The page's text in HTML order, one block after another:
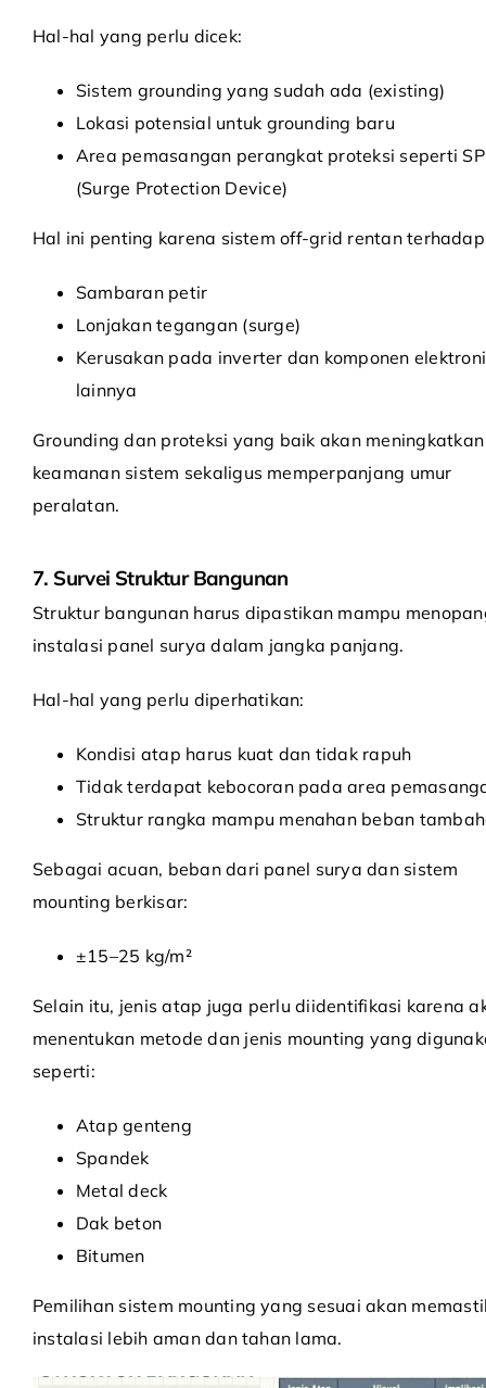
Hal-hal yang perlu dicek:
Sistem grounding yang sudah ada (existing)
Lokasi potensial untuk grounding baru
Area pemasangan perangkat proteksi seperti
(Surge Protection Device)
Hal ini penting karena sistem off-grid rentan
Sambaran petir
Lonjakan tegangan (surge)
Kerusakan pada inverter dan komponen
lainnya
Grounding dan proteksi yang baik akan meningkatkan
keamanan sistem sekaligus memperpanjang umur
peralatan.
7. Survei Struktur Bangunan
Struktur bangunan harus dipastikan mampu
instalasi panel surya dalam jangka panjang.
Hal-hal yang perlu diperhatikan:
Kondisi atap harus kuat dan tidak rapuh
Tidak terdapat kebocoran pada area
Struktur rangka mampu menahan beban
Sebagai acuan, beban dari panel surya dan sistem
mounting berkisar:
±15–25 kg/m²
Selain itu, jenis atap juga perlu diidentifikasi karena
menentukan metode dan jenis mounting yang
seperti:
Atap genteng
Spandek
Metal deck
Dak beton
Bitumen
Pemilihan sistem mounting yang sesuai akan
instalasi lebih aman dan tahan lama.